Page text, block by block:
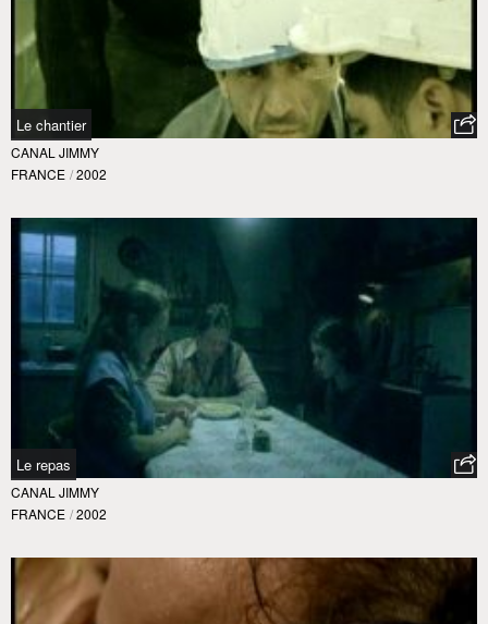
Le chantier
CANAL JIMMY
FRANCE / 2002
Le repas
CANAL JIMMY
FRANCE / 2002